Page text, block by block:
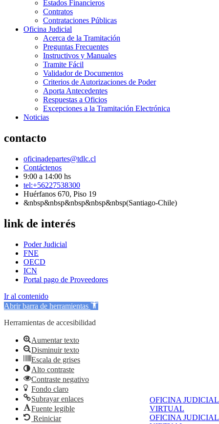
OFICINA JUDICIAL
VIRTUAL
OFICINA JUDICIAL
Estados Financieros
Contratos
Contrataciones Públicas
Oficina Judicial
Acerca de la Tramitación
Preguntas Frecuentes
Instructivos y Manuales
Tramite Fácil
Validador de Documentos
Criterios de Autorizaciones de Poder
Aporta Antecedentes
Respuestas a Oficios
Excepciones a la Tramitación Electrónica
Noticias
contacto
oficinadepartes@tdlc.cl
Contáctenos
9:00 a 14:00 hs
tel:+56227538300
Huérfanos 670, Piso 19
&nbsp&nbsp&nbsp&nbsp&nbsp(Santiago-Chile)
link de interés
Poder Judicial
FNE
OECD
ICN
Portal pago de Proveedores
Ir al contenido
Abrir barra de herramientas
Herramientas de accesibilidad
Aumentar texto
Disminuir texto
Escala de grises
Alto contraste
Contraste negativo
Fondo claro
Subrayar enlaces
Fuente legible
Reiniciar